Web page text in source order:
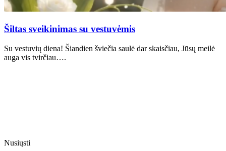
Šiltas sveikinimas su vestuvėmis
Su vestuvių diena! Šiandien šviečia saulė dar skaisčiau, Jūsų meilė
auga vis tvirčiau….
Nusiųsti